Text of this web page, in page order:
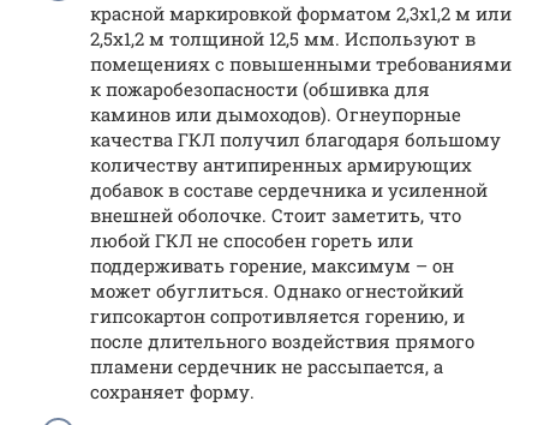
красной маркировкой форматом 2,3х1,2 м или
2,5х1,2 м толщиной 12,5 мм. Используют в
помещениях с повышенными требованиями
к пожаробезопасности (обшивка для
каминов или дымоходов). Огнеупорные
качества ГКЛ получил благодаря большому
количеству антипиренных армирующих
добавок в составе сердечника и усиленной
внешней оболочке. Стоит заметить, что
любой ГКЛ не способен гореть или
поддерживать горение, максимум – он
может обуглиться. Однако огнестойкий
гипсокартон сопротивляется горению, и
после длительного воздействия прямого
пламени сердечник не рассыпается, а
сохраняет форму.